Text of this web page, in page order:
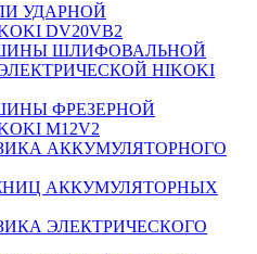
УДАРНОЙ
DV20VB2
ШЛИФОВАЛЬНОЙ
HIKOKI
ФРЕЗЕРНОЙ
M12V2
АККУМУЛЯТОРНОГО
АККУМУЛЯТОРНЫХ
ЭЛЕКТРИЧЕСКОГО